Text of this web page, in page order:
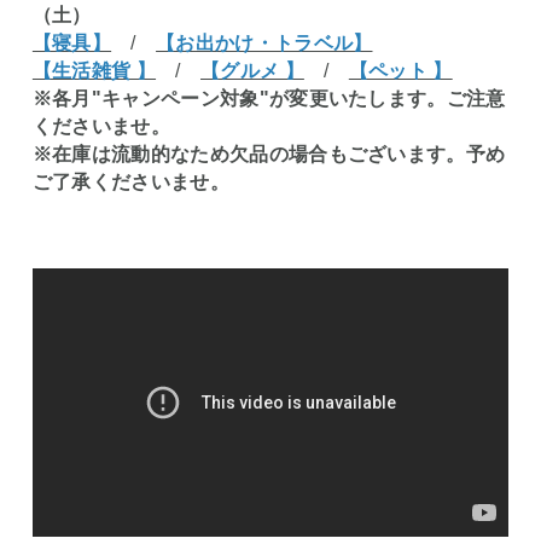
（土）
【寝具】
/
【お出かけ・トラベル】
【生活雑貨 】
/ 【グルメ 】 /
【ペット 】
※各月"キャンペーン対象"が変更いたします。ご注意
くださいませ。
※在庫は流動的なため欠品の場合もございます。予め
ご了承くださいませ。